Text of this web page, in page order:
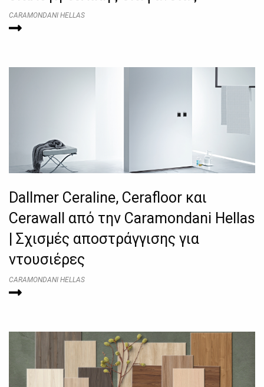
CARAMONDANI HELLAS
Dallmer Ceraline, Cerafloor και
Cerawall από την Caramondani Hellas
| Σχισμές αποστράγγισης για
ντουσιέρες
CARAMONDANI HELLAS